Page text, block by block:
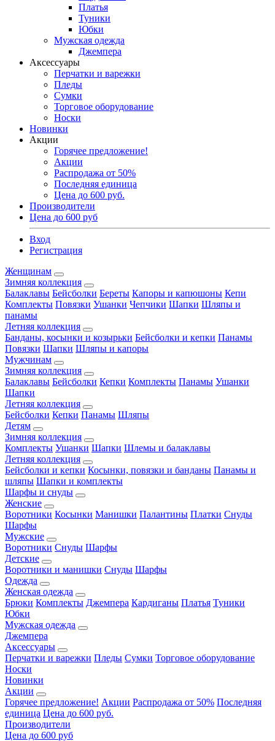
Платья
Туники
Юбки
Мужская одежда
Джемпера
Аксессуары
Перчатки и варежки
Пледы
Сумки
Торговое оборудование
Носки
Новинки
Акции
Горячее предложение!
Акции
Распродажа от 50%
Последняя единица
Цена до 600 руб.
Производители
Цена до 600 руб
Вход
Регистрация
Женщинам
Зимняя коллекция
Балаклавы Бейсболки Береты Капоры и капюшоны Кепи
Комплекты Повязки Ушанки Чепчики Шапки Шляпы и
панамы
Летняя коллекция
Банданы, косынки и козырьки Бейсболки и кепки Панамы
Повязки Шапки Шляпы и капоры
Мужчинам
Зимняя коллекция
Балаклавы Бейсболки Кепки Комплекты Панамы Ушанки
Шапки
Летняя коллекция
Бейсболки Кепки Панамы Шляпы
Детям
Зимняя коллекция
Комплекты Ушанки Шапки Шлемы и балаклавы
Летняя коллекция
Бейсболки и кепки Косынки, повязки и банданы Панамы и
шляпы Шапки и комплекты
Шарфы и снуды
Женские
Воротники Косынки Манишки Палантины Платки Снуды
Шарфы
Мужские
Воротники Снуды Шарфы
Детские
Воротники и манишки Снуды Шарфы
Одежда
Женская одежда
Брюки Комплекты Джемпера Кардиганы Платья Туники
Юбки
Мужская одежда
Джемпера
Аксессуары
Перчатки и варежки Пледы Сумки Торговое оборудование
Носки
Новинки
Акции
Горячее предложение! Акции Распродажа от 50% Последняя
единица Цена до 600 руб.
Производители
Цена до 600 руб